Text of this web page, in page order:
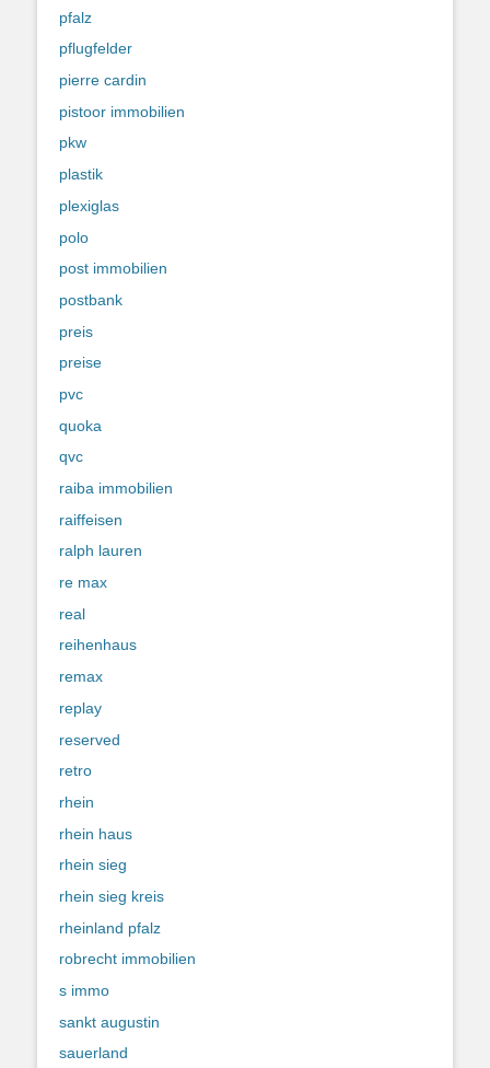
pfalz
pflugfelder
pierre cardin
pistoor immobilien
pkw
plastik
plexiglas
polo
post immobilien
postbank
preis
preise
pvc
quoka
qvc
raiba immobilien
raiffeisen
ralph lauren
re max
real
reihenhaus
remax
replay
reserved
retro
rhein
rhein haus
rhein sieg
rhein sieg kreis
rheinland pfalz
robrecht immobilien
s immo
sankt augustin
sauerland